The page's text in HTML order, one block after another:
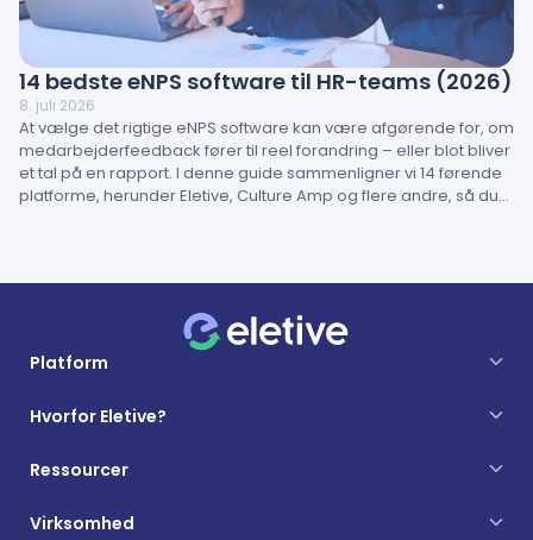
14 bedste eNPS software til HR-teams (2026)
8. juli 2026
At vælge det rigtige eNPS software kan være afgørende for, om
medarbejderfeedback fører til reel forandring – eller blot bliver
et tal på en rapport. I denne guide sammenligner vi 14 førende
platforme, herunder Eletive, Culture Amp og flere andre, så du
Platform
Hvorfor Eletive?
Ressourcer
Virksomhed